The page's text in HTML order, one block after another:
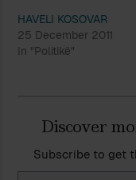
HAVELI KOSOVAR
25 December 2011
In "Politikë"
Discover
Subscribe to get
Type your email…